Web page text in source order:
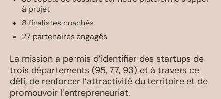
à projet
8 finalistes coachés
27 partenaires engagés
La mission a permis d’identifier des startups de
trois départements (95, 77, 93) et à travers ce
défi, de renforcer l’attractivité du territoire et de
promouvoir l’entrepreneuriat.